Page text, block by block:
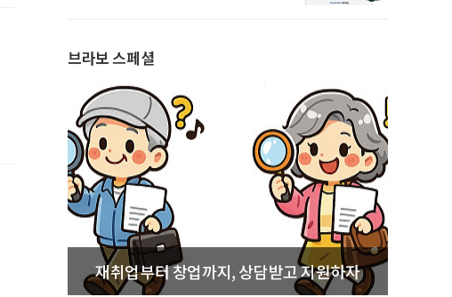
브라보 스페셜
재취업부터 창업까지, 상담받고 지원하자